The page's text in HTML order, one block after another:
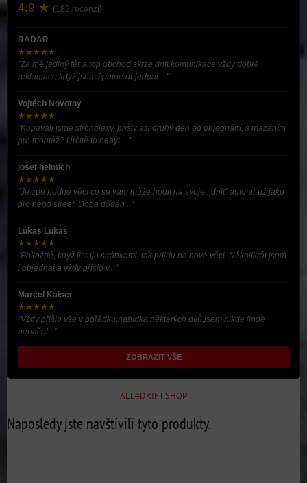
4.9 ★ (182 recenzí)
RADAR
★★★★★
"Za mě jediný fér a top obchod skrze drift komunikace vždy dobrá
reklamace když jsem špatně objednal ..."
Vojtěch Novotný
★★★★★
"Kupovali jsme stronglexy, přišly asi druhý den od objednání, s mazáním
pro montáž? Určitě to nebyl ..."
josef helmich
★★★★★
"Je zde hodně věcí co se vám může hodit na svoje ,,drift” auto ať už jako
pro nebo street. Doba dodán..."
Lukas Lukas
★★★★★
"Pokaždé, když listuju stránkami, tak prijdu na nové věci. Několikrát jsem
i objednal a vždy přišlo v..."
Marcel Kaiser
★★★★★
"Vždy přišlo vše v pořádku,nabídka některých dílů,jsem nikde jinde
nenašel..."
ZOBRAZIT VŠE
ALL4DRIFT.SHOP
Naposledy jste navštívili tyto produkty.